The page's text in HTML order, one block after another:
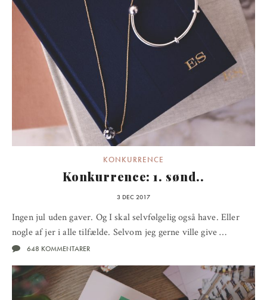
KONKURRENCE
Konkurrence: 1. sønd..
3 DEC 2017
Ingen jul uden gaver. Og I skal selvfølgelig også have. Eller
nogle af jer i alle tilfælde. Selvom jeg gerne ville give …
648 KOMMENTARER